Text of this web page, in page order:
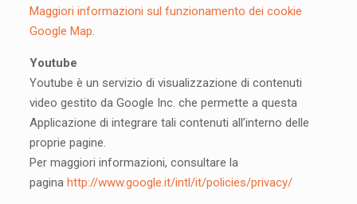
Maggiori informazioni sul funzionamento dei cookie
Google Map.
Youtube
Youtube è un servizio di visualizzazione di contenuti
video gestito da Google Inc. che permette a questa
Applicazione di integrare tali contenuti all’interno delle
proprie pagine.
Per maggiori informazioni, consultare la
pagina http://www.google.it/intl/it/policies/privacy/